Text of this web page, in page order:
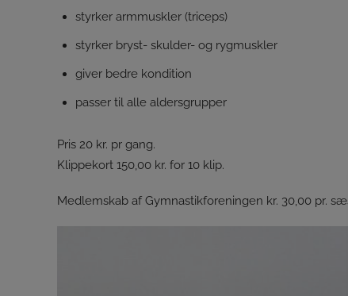
styrker armmuskler (triceps)
styrker bryst- skulder- og rygmuskler
giver bedre kondition
passer til alle aldersgrupper
Pris 20 kr. pr gang.
Klippekort 150,00 kr. for 10 klip.
Medlemskab af Gymnastikforeningen kr. 30,00 pr.